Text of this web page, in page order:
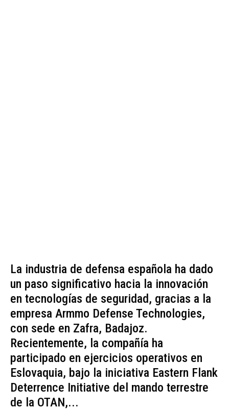
La industria de defensa española ha dado
un paso significativo hacia la innovación
en tecnologías de seguridad, gracias a la
empresa Armmo Defense Technologies,
con sede en Zafra, Badajoz.
Recientemente, la compañía ha
participado en ejercicios operativos en
Eslovaquia, bajo la iniciativa Eastern Flank
Deterrence Initiative del mando terrestre
de la OTAN,...